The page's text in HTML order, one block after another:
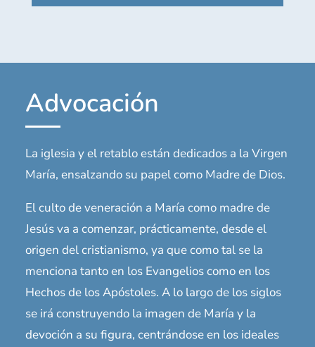
Advocación
La iglesia y el retablo están dedicados a la Virgen
María, ensalzando su papel como Madre de Dios.
El culto de veneración a María como madre de
Jesús va a comenzar, prácticamente, desde el
origen del cristianismo, ya que como tal se la
menciona tanto en los Evangelios como en los
Hechos de los Apóstoles. A lo largo de los siglos
se irá construyendo la imagen de María y la
devoción a su figura, centrándose en los ideales